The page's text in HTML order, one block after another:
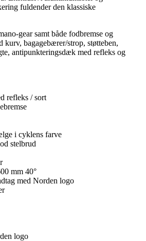
fuldender den klassiske
gear samt både fodbremse og
kurv, bagagebærer/strop, støtteben,
antipunkteringsdæk med refleks og
refleks / sort
i cyklens farve
stelbrud
mm 40°
med Norden logo
logo